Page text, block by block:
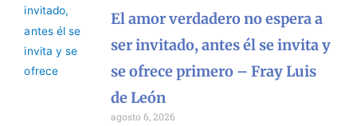
El amor verdadero no espera a
ser invitado, antes él se invita y
se ofrece primero – Fray Luis
de León
agosto 6, 2026